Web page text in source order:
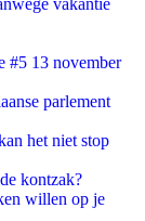
vakantie
#5 13 november
parlement
het niet stop
kontzak?
willen op je